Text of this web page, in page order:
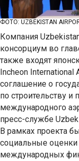
ФОТО: UZBEKISTAN
Компания
консорциум во
также входят
Incheon International
соглашение о
по строительству
международного
пресс-службе
В рамках проекта
социальные оценки
международных